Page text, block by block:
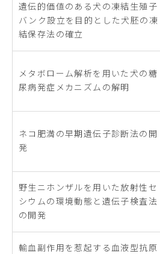
遺伝的価値のある犬の凍結生殖子
バンク設立を目的とした犬胚の凍
結保存法の確立
メタボローム解析を用いた犬の糖
尿病発症メカニズムの解明
ネコ肥満の早期遺伝子診断法の開
発
野生ニホンザルを用いた放射性セ
シウムの環境動態と遺伝子検査法
の開発
輸血副作用を惹起する血液型抗原